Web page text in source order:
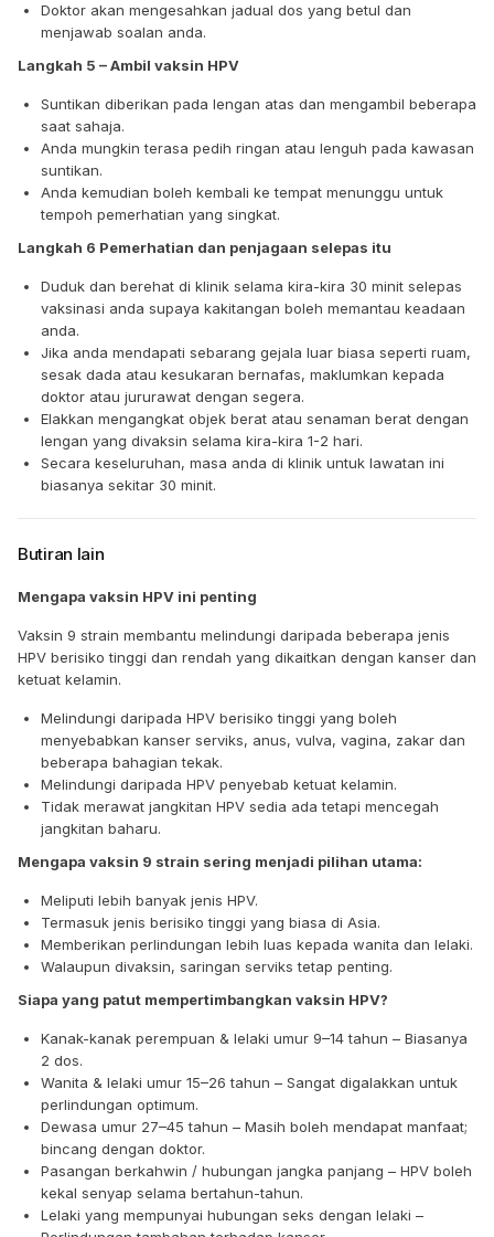
Doktor akan mengesahkan jadual dos yang betul dan
menjawab soalan anda.
Langkah 5 – Ambil vaksin HPV
Suntikan diberikan pada lengan atas dan mengambil beberapa
saat sahaja.
Anda mungkin terasa pedih ringan atau lenguh pada kawasan
suntikan.
Anda kemudian boleh kembali ke tempat menunggu untuk
tempoh pemerhatian yang singkat.
Langkah 6 Pemerhatian dan penjagaan selepas itu
Duduk dan berehat di klinik selama kira-kira 30 minit selepas
vaksinasi anda supaya kakitangan boleh memantau keadaan
anda.
Jika anda mendapati sebarang gejala luar biasa seperti ruam,
sesak dada atau kesukaran bernafas, maklumkan kepada
doktor atau jururawat dengan segera.
Elakkan mengangkat objek berat atau senaman berat dengan
lengan yang divaksin selama kira-kira 1-2 hari.
Secara keseluruhan, masa anda di klinik untuk lawatan ini
biasanya sekitar 30 minit.
Butiran lain
Mengapa vaksin HPV ini penting
Vaksin 9 strain membantu melindungi daripada beberapa jenis
HPV berisiko tinggi dan rendah yang dikaitkan dengan kanser dan
ketuat kelamin.
Melindungi daripada HPV berisiko tinggi yang boleh
menyebabkan kanser serviks, anus, vulva, vagina, zakar dan
beberapa bahagian tekak.
Melindungi daripada HPV penyebab ketuat kelamin.
Tidak merawat jangkitan HPV sedia ada tetapi mencegah
jangkitan baharu.
Mengapa vaksin 9 strain sering menjadi pilihan utama:
Meliputi lebih banyak jenis HPV.
Termasuk jenis berisiko tinggi yang biasa di Asia.
Memberikan perlindungan lebih luas kepada wanita dan lelaki.
Walaupun divaksin, saringan serviks tetap penting.
Siapa yang patut mempertimbangkan vaksin HPV?
Kanak-kanak perempuan & lelaki umur 9–14 tahun – Biasanya
2 dos.
Wanita & lelaki umur 15–26 tahun – Sangat digalakkan untuk
perlindungan optimum.
Dewasa umur 27–45 tahun – Masih boleh mendapat manfaat;
bincang dengan doktor.
Pasangan berkahwin / hubungan jangka panjang – HPV boleh
kekal senyap selama bertahun-tahun.
Lelaki yang mempunyai hubungan seks dengan lelaki –